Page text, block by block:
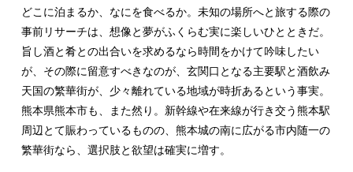
どこに泊まるか、なにを食べるか。未知の場所へと旅する際の
事前リサーチは、想像と夢がふくらむ実に楽しいひとときだ。
旨し酒と肴との出合いを求めるなら時間をかけて吟味したい
が、その際に留意すべきなのが、玄関口となる主要駅と酒飲み
天国の繁華街が、少々離れている地域が時折あるという事実。
熊本県熊本市も、また然り。新幹線や在来線が行き交う熊本駅
周辺とて賑わっているものの、熊本城の南に広がる市内随一の
繁華街なら、選択肢と欲望は確実に増す。